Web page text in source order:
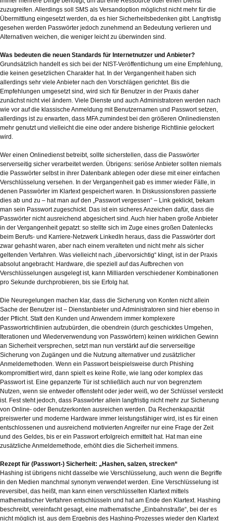
zuzugreifen. Allerdings soll SMS als Versandoption möglichst nicht mehr für die
Übermittlung eingesetzt werden, da es hier Sicherheitsbedenken gibt. Langfristig
gesehen werden Passwörter jedoch zunehmend an Bedeutung verlieren und
Alternativen weichen, die weniger leicht zu überwinden sind.
Was bedeuten die neuen Standards für Internetnutzer und Anbieter?
Grundsätzlich handelt es sich bei der NIST-Veröffentlichung um eine Empfehlung,
die keinen gesetzlichen Charakter hat. In der Vergangenheit haben sich
allerdings sehr viele Anbieter nach den Vorschlägen gerichtet. Bis die
Empfehlungen umgesetzt sind, wird sich für Benutzer in der Praxis daher
zunächst nicht viel ändern. Viele Dienste und auch Administratoren werden nach
wie vor auf die klassische Anmeldung mit Benutzernamen und Passwort setzen,
allerdings ist zu erwarten, dass MFA zumindest bei den größeren Onlinediensten
mehr genutzt und vielleicht die eine oder andere bisherige Richtlinie gelockert
wird.
Wer einen Onlinedienst betreibt, sollte sicherstellen, dass die Passwörter
serverseitig sicher verarbeitet werden. Übrigens: seriöse Anbieter sollten niemals
die Passwörter selbst in ihrer Datenbank ablegen oder diese mit einer einfachen
Verschlüsselung versehen. In der Vergangenheit gab es immer wieder Fälle, in
denen Passwörter im Klartext gespeichert waren. In Diskussionsforen passierte
dies ab und zu – hat man auf den „Passwort vergessen“ – Link geklickt, bekam
man sein Passwort zugeschickt. Das ist ein sicheres Anzeichen dafür, dass die
Passwörter nicht ausreichend abgesichert sind. Auch hier haben große Anbieter
in der Vergangenheit gepatzt: so stellte sich im Zuge eines großen Datenlecks
beim Berufs- und Karriere-Netzwerk LinkedIn heraus, dass die Passwörter dort
zwar gehasht waren, aber nach einem veralteten und nicht mehr als sicher
geltenden Verfahren. Was vielleicht nach „übervorsichtig“ klingt, ist in der Praxis
absolut angebracht: Hardware, die speziell auf das Aufbrechen von
Verschlüsselungen ausgelegt ist, kann Milliarden verschiedener Kombinationen
pro Sekunde durchprobieren, bis sie Erfolg hat.
Die Neuregelungen machen klar, dass die Sicherung von Konten nicht allein
Sache der Benutzer ist – Dienstanbieter und Administratoren sind hier ebenso in
der Pflicht. Statt den Kunden und Anwendern immer komplexere
Passwortrichtlinien aufzubürden, die obendrein (durch geschicktes Umgehen,
Iterationen und Wiederverwendung von Passwörtern) keinen wirklichen Gewinn
an Sicherheit versprechen, setzt man nun verstärkt auf die serverseitige
Sicherung von Zugängen und die Nutzung alternativer und zusätzlicher
Anmeldemethoden. Wenn ein Passwort beispielsweise durch Phishing
kompromittiert wird, dann spielt es keine Rolle, wie lang oder komplex das
Passwort ist. Eine gepanzerte Tür ist schließlich auch nur von begrenztem
Nutzen, wenn sie entweder offensteht oder jeder weiß, wo der Schlüssel versteckt
ist. Fest steht jedoch, dass Passwörter allein langfristig nicht mehr zur Sicherung
von Online- oder Benutzerkonten ausreichen werden. Da Rechenkapazität
preiswerter und moderne Hardware immer leistungsfähiger wird, ist es für einen
entschlossenen und ausreichend motivierten Angreifer nur eine Frage der Zeit
und des Geldes, bis er ein Passwort erfolgreich ermittelt hat. Hat man eine
zusätzliche Anmeldemethode, erhöht dies die Sicherheit immens.
Rezept für (Passwort-) Sicherheit: „Hashen, salzen, strecken“
Hashing ist übrigens nicht dasselbe wie Verschlüsselung, auch wenn die Begriffe
in den Medien manchmal synonym verwendet werden. Eine Verschlüsselung ist
reversibel, das heißt, man kann einen verschlüsselten Klartext mittels
mathematischer Verfahren entschlüsseln und hat am Ende den Klartext. Hashing
beschreibt, vereinfacht gesagt, eine mathematische „Einbahnstraße“, bei der es
nicht möglich ist, aus dem Ergebnis des Hashing-Prozesses wieder den Klartext